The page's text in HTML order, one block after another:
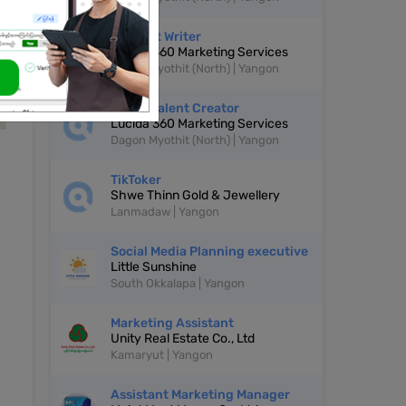
Content Writer
Lucida 360 Marketing Services
Dagon Myothit (North) | Yangon
TikTok Talent Creator
Lucida 360 Marketing Services
Dagon Myothit (North) | Yangon
TikToker
Shwe Thinn Gold & Jewellery
Lanmadaw | Yangon
Social Media Planning executive
Little Sunshine
South Okkalapa | Yangon
Marketing Assistant
Unity Real Estate Co., Ltd
Kamaryut | Yangon
Assistant Marketing Manager